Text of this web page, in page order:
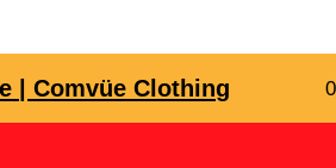
| Comvüe Clothing